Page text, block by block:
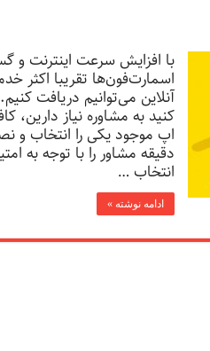
با افزایش سرعت اینترنت و
اسمارت‌فون‌ها تقریبا اکثر
آنلاین‌ می‌توانیم دریافت
کنید به مشاوره نیاز دارین،
اپ موجود یکی را انتخاب و
دقیقه مشاور را با توجه به
انتخاب …
ادامه نوشته »